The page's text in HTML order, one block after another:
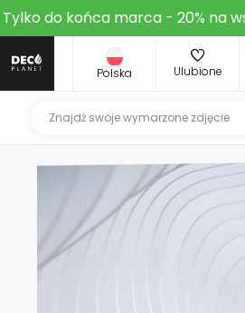
Tylko do końca marca - 20% na
Polska Ulubione